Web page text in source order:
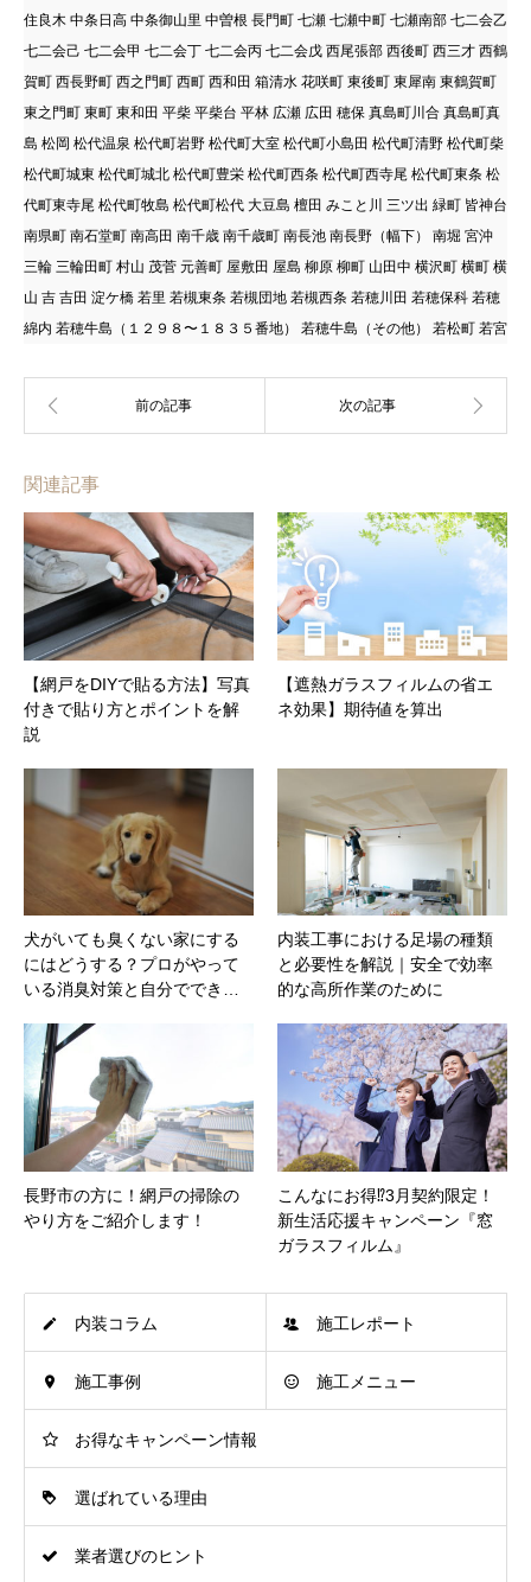
住良木 中条日高 中条御山里 中曽根 長門町 七瀬 七瀬中町 七瀬南部 七二会乙
七二会己 七二会甲 七二会丁 七二会丙 七二会戊 西尾張部 西後町 西三才 西鶴
賀町 西長野町 西之門町 西町 西和田 箱清水 花咲町 東後町 東犀南 東鶴賀町
東之門町 東町 東和田 平柴 平柴台 平林 広瀬 広田 穂保 真島町川合 真島町真
島 松岡 松代温泉 松代町岩野 松代町大室 松代町小島田 松代町清野 松代町柴
松代町城東 松代町城北 松代町豊栄 松代町西条 松代町西寺尾 松代町東条 松
代町東寺尾 松代町牧島 松代町松代 大豆島 檀田 みこと川 三ツ出 緑町 皆神台
南県町 南石堂町 南高田 南千歳 南千歳町 南長池 南長野（幅下） 南堀 宮沖
三輪 三輪田町 村山 茂菅 元善町 屋敷田 屋島 柳原 柳町 山田中 横沢町 横町 横
山 吉 吉田 淀ケ橋 若里 若槻東条 若槻団地 若槻西条 若穂川田 若穂保科 若穂
綿内 若穂牛島（１２９８〜１８３５番地） 若穂牛島（その他） 若松町 若宮
関連記事
【網戸をDIYで貼る方法】写真
付きで貼り方とポイントを解
説
【遮熱ガラスフィルムの省エ
ネ効果】期待値を算出
犬がいても臭くない家にする
にはどうする？プロがやって
いる消臭対策と自分ででき…
内装工事における足場の種類
と必要性を解説｜安全で効率
的な高所作業のために
長野市の方に！網戸の掃除の
やり方をご紹介します！
こんなにお得⁉3月契約限定！
新生活応援キャンペーン『窓
ガラスフィルム』
内装コラム 施工レポート
施工事例 施工メニュー
お得なキャンペーン情報
選ばれている理由
業者選びのヒント